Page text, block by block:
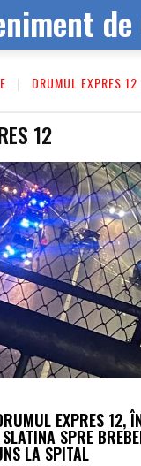
DRUMUL EXPRES 12
12
EXPRES 12,
SPRE
LA SPITAL